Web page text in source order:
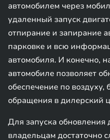
автомобилем через
удаленный запуск
отпирание и запирание
парковке и всю
автомобиля. И конечно,
автомобиле позволяет
обеспечение по воздуху,
обращения в дилерский
Для запуска обновления
владельцам достаточно